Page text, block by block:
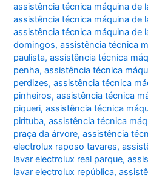
assistência técnica máquina de
assistência técnica máquina de
assistência técnica máquina de
domingos,assistência técnica
paulista,assistência técnica
penha,assistência técnica
perdizes,assistência técnica
pinheiros,assistência técnica
piqueri,assistência técnica
pirituba,assistência técnica
praça da árvore,assistência
electrolux raposo tavares,
lavar electrolux real parque,
lavar electrolux república,